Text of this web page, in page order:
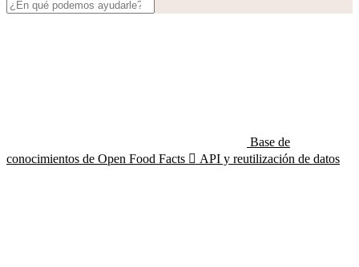
Base de
conocimientos de Open Food Facts  API y reutilización de datos